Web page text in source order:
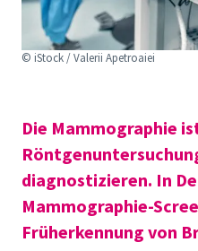
© iStock / Valerii Apetroaiei
Die Mammographie
diagnostizieren. In
Mammographie-
Früherkennung von